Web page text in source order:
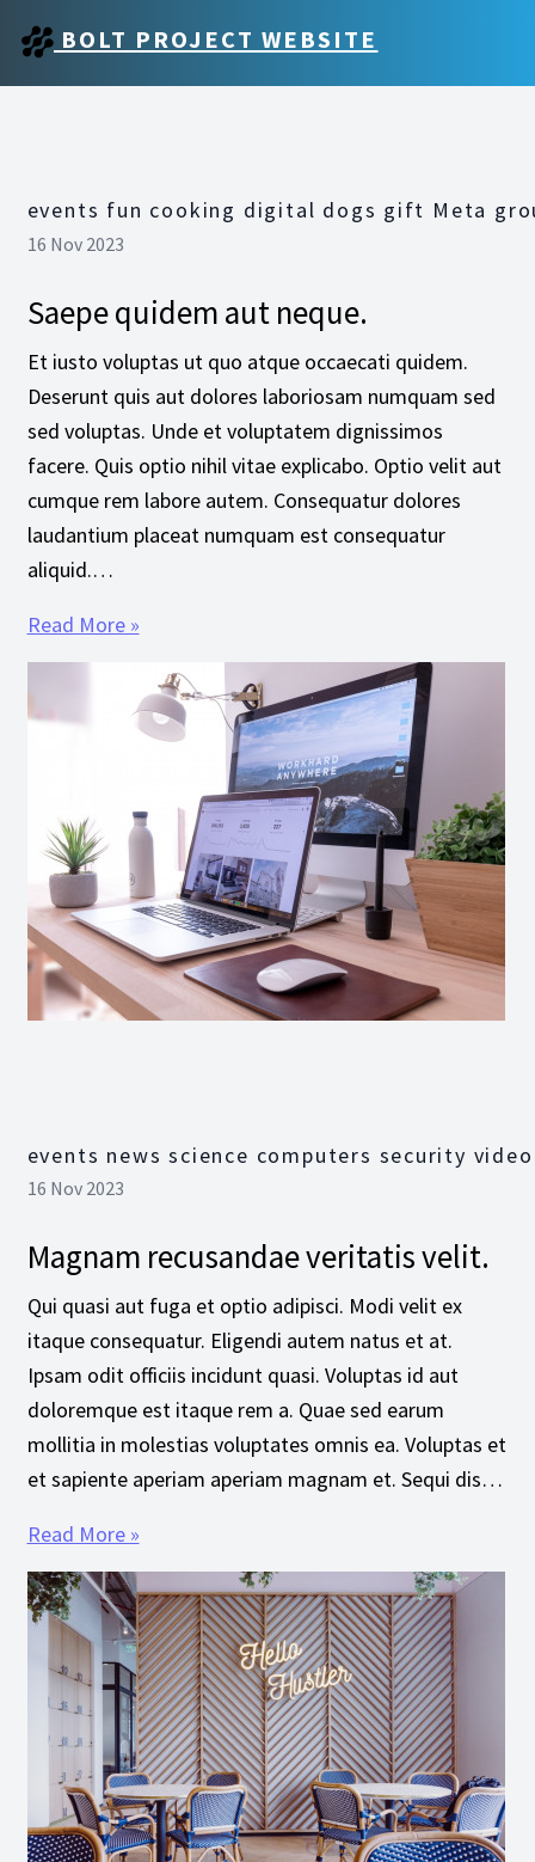
BOLT PROJECT WEBSITE
events fun cooking digital dogs gift Meta
16 Nov 2023
Saepe quidem aut neque.
Et iusto voluptas ut quo atque occaecati quidem.
Deserunt quis aut dolores laboriosam numquam sed
sed voluptas. Unde et voluptatem dignissimos
facere. Quis optio nihil vitae explicabo. Optio velit aut
cumque rem labore autem. Consequatur dolores
laudantium placeat numquam est consequatur
aliquid.…
Read More »
events news science computers security
16 Nov 2023
Magnam recusandae veritatis velit.
Qui quasi aut fuga et optio adipisci. Modi velit ex
itaque consequatur. Eligendi autem natus et at.
Ipsam odit officiis incidunt quasi. Voluptas id aut
doloremque est itaque rem a. Quae sed earum
mollitia in molestias voluptates omnis ea. Voluptas et
et sapiente aperiam aperiam magnam et. Sequi dis…
Read More »